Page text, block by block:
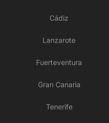
Cádiz
Lanzarote
Fuerteventura
Gran Canaria
Tenerife